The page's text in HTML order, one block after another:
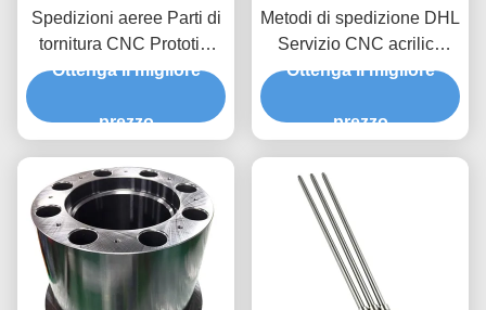
Spedizioni aeree Parti di
tornitura CNC Prototipi
rapidi Parti Cnc Servizi di
metalliche di precisione
macchine
Ottenga il migliore
prezzo
Metodi di spedizione DHL
Servizio CNC acrilico
Fornire taglio e incisione
campione
Ottenga il migliore
prezzo